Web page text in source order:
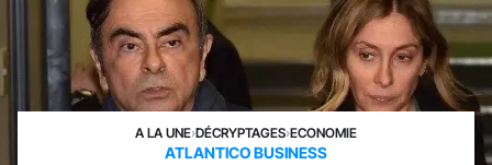
A LA UNE›DÉCRYPTAGES›ECONOMIE
ATLANTICO BUSINESS